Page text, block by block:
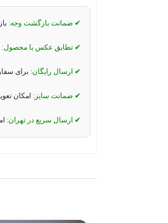
✔ ضمانت بازگشت وجه:
✔ تطابق عکس با محصول:
✔ ارسال رایگان: برای سفارشات بالای 3
✔ ضمانت سایز: امکان
✔ ارسال سریع در تهران: